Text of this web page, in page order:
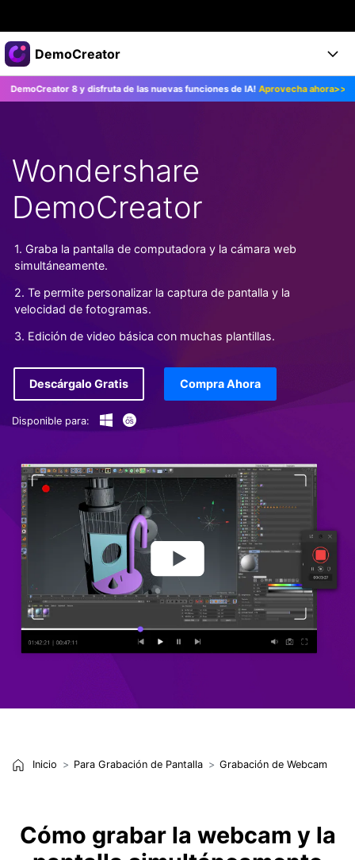
Productos destacados
Creatividad digital con AIGC
Utilidades
Empresas
Sala de prensa
Tienda
Soporte
DemoCreator
Productos
Características
Características IA
Consejos sobre la IA
Soluciones
DemoCreator para
Blog
Encuentra más soluciones >
Ayuda
Empieza
Ayuda
Empresa
DESCARGAR COMPRAR AHORA
8 y disfruta de las nuevas funciones de IA!Aprovecha ahora>>
Wondershare
DemoCreator
1. Graba la pantalla de computadora y la cámara web
simultáneamente.
2. Te permite personalizar la captura de pantalla y la
velocidad de fotogramas.
3. Edición de video básica con muchas plantillas.
Descárgalo Gratis Compra Ahora
Disponible para:
Inicio Para Grabación de Pantalla Grabación de Webcam
Cómo grabar la webcam y la